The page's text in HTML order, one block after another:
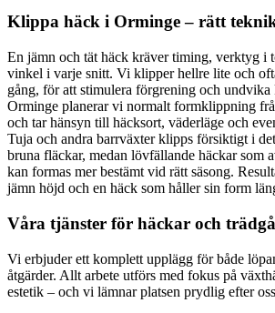
Klippa häck i Orminge – rätt
En jämn och tät häck kräver timing, verktyg i
vinkel i varje snitt. Vi klipper hellre lite och
gång, för att stimulera förgrening och undvika
Orminge planerar vi normalt formklippning
och tar hänsyn till häcksort, väderläge och
Tuja och andra barrväxter klipps försiktigt i
bruna fläckar, medan lövfällande häckar som
kan formas mer bestämt vid rätt säsong.
jämn höjd och en häck som håller sin form
Våra tjänster för häckar och
Vi erbjuder ett komplett upplägg för både
åtgärder. Allt arbete utförs med fokus på
estetik – och vi lämnar platsen prydlig efter